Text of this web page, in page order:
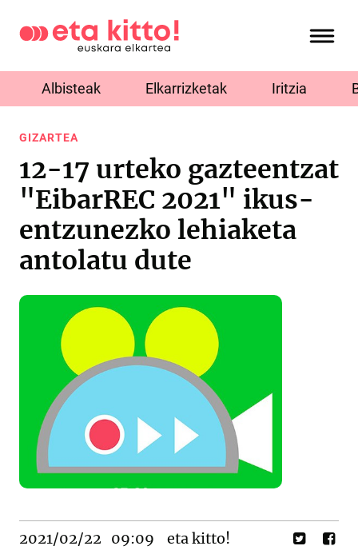
Albisteak Elkarrizketak Iritzia
GIZARTEA
12-17 urteko gazteentzat
"EibarREC 2021" ikus-
entzunezko lehiaketa
antolatu dute
2021/02/22 09:09 eta kitto!